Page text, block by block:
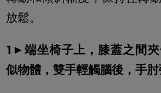
放鬆。
1►端坐椅子上，膝蓋之間
似物體，雙手輕觸腦後，手肘